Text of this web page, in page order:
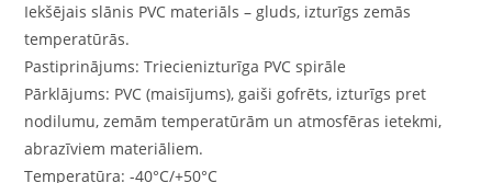
Iekšējais slānis PVC materiāls – gluds, izturīgs zemās
temperatūrās.
Pastiprinājums: Triecienizturīga PVC spirāle
Pārklājums: PVC (maisījums), gaiši gofrēts, izturīgs pret
nodilumu, zemām temperatūrām un atmosfēras ietekmi,
abrazīviem materiāliem.
Temperatūra: -40°C/+50°C